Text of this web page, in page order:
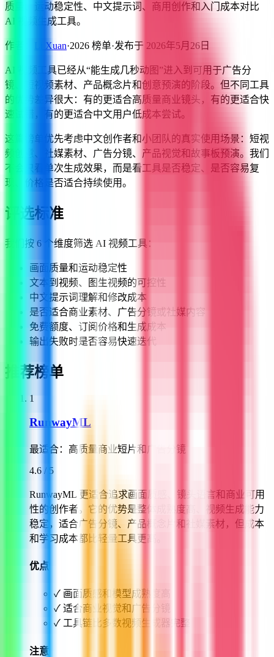
质量、运动稳定性、中文提示词、商用创作和入门成本对比
AI 视频生成工具。
作者： Li Xuan·2026 榜单·发布于 2026年5月26日
AI 视频工具已经从“能生成几秒动图”进入到可用于广告分
镜、短视频素材、产品概念片和创意预演的阶段。但不同工具
的优势差异很大：有的更适合高质量商业镜头，有的更适合快
速试错，有的更适合中文用户低成本尝试。
这篇榜单优先考虑中文创作者和小团队的真实使用场景：短视
频创意、社媒素材、广告分镜、产品视觉和故事板预演。我们
不会只看单次生成效果，而是看工具是否稳定、是否容易复
现、价格是否适合持续使用。
评选标准
我们按 6 个维度筛选 AI 视频工具：
画面质量和运动稳定性
文本到视频、图生视频的可控性
中文提示词理解和修改成本
是否适合商业素材、广告分镜或社媒内容
免费额度、订阅价格和生成成本
输出失败时是否容易快速迭代
推荐榜单
1
RunwayML
最适合： 高质量商业短片和广告分镜
4.6 / 5
RunwayML 更适合追求画面质感、镜头语言和商业可用
性的创作者。它的优势是整体成熟度高、视频生成能力
稳定，适合广告分镜、产品概念片和社媒素材，但成本
和学习成本都比轻量工具更高。
优点
✓ 画面质感和模型成熟度高
✓ 适合商业视觉和广告分镜
✓ 工具链比多数视频生成器完整
注意